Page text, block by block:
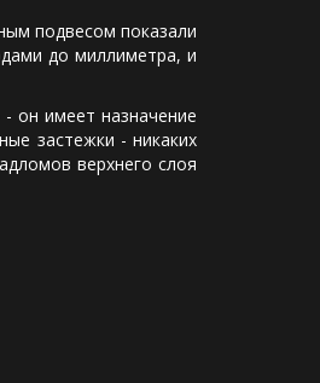
подвесом показали
до миллиметра, и
имеет назначение
застежки - никаких
верхнего слоя